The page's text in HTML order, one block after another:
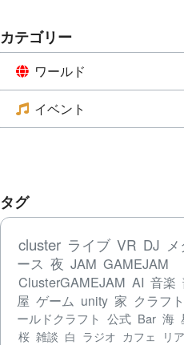
カテゴリー
ワールド
イベント
タグ
cluster ライブ VR DJ
ース 夜 JAM GAMEJAM
ClusterGAMEJAM AI 音楽
屋 ゲーム unity 家 クラフト
ールドクラフト 公式 Bar 海
桜 雑談 白 ラジオ カフェ
リ